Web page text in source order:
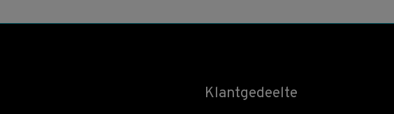
Klantgedeelte